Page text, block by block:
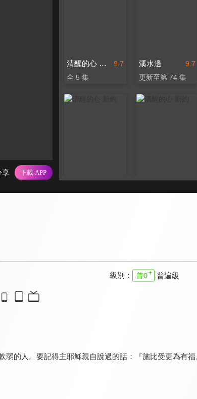
享
9.7
清醒的心 新約
全 5 集
9.7
溪水邊
更新至第 74 集
級別： 普遍級
的人。要記得主耶穌親自說過的話：『施比受更為有福